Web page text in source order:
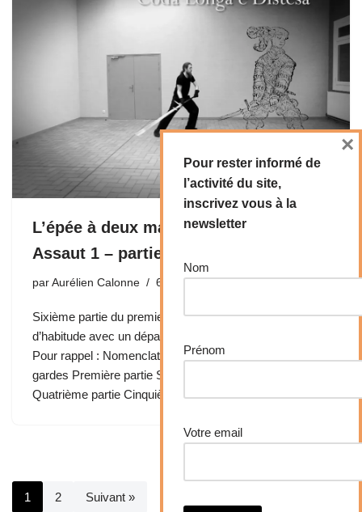
L’épée à deux mains Marozzo –
Assaut 1 – partie 6
par Aurélien Calonne 6 mars 2015
Sixième partie du premier assaut, bien plus courte que
d’habitude avec un départ dans une garde inhabituelle.
Pour rappel : Nomenclature des frappes Guide des
gardes Première partie Seconde partie Troisième partie
Quatrième partie Cinquième…
1 2 Suivant »
Pour rester informé de
l’activité du site,
inscrivez vous à la
newsletter
Nom
Prénom
Votre email
×